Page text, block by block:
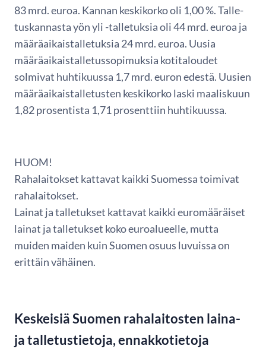
83 mrd. euroa. Kannan keskikorko oli 1,00 %. Talle-
tuskannasta yön yli -talletuksia oli 44 mrd. euroa ja
määräaikaistalletuksia 24 mrd. euroa. Uusia
määräaikaistalletussopimuksia kotitaloudet
solmivat huhtikuussa 1,7 mrd. euron edestä. Uusien
määräaikaistalletusten keskikorko laski maaliskuun
1,82 prosentista 1,71 prosenttiin huhtikuussa.
HUOM!
Rahalaitokset kattavat kaikki Suomessa toimivat
rahalaitokset.
Lainat ja talletukset kattavat kaikki euromääräiset
lainat ja talletukset koko euroalueelle, mutta
muiden maiden kuin Suomen osuus luvuissa on
erittäin vähäinen.
Keskeisiä Suomen rahalaitosten laina-
ja talletustietoja, ennakkotietoja